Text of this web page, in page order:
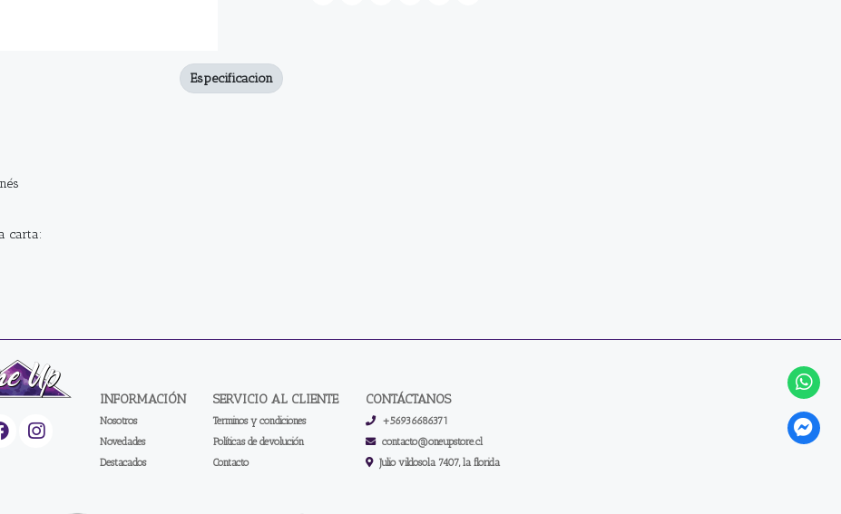
carta:
Especificacion
INFORMACIÓN
Nosotros
Novedades
Destacados
SERVICIO AL CLIENTE
Terminos y condiciones
Políticas de devolución
Contacto
CONTÁCTANOS
+56936686371
contacto@oneupstore.cl
Julio vildosola 7407, la florida